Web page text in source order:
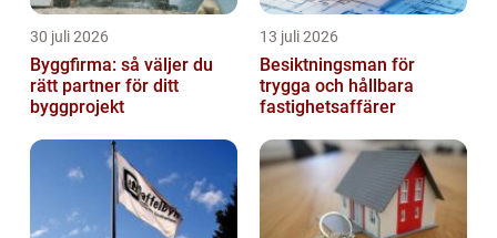
30 juli 2026
Byggfirma: så väljer du
rätt partner för ditt
byggprojekt
13 juli 2026
Besiktningsman för
trygga och hållbara
fastighetsaffärer